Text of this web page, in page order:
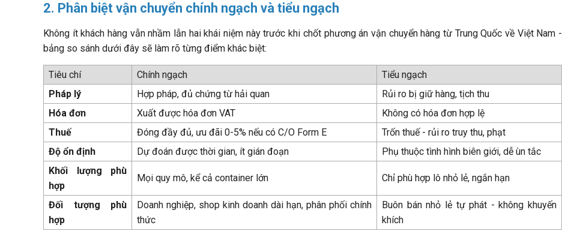
2. Phân biệt vận chuyển chính ngạch và tiểu ngạch
Không ít khách hàng vẫn nhầm lẫn hai khái niệm này trước khi chốt phương án vận chuyển hàng từ Trung Quốc về Việt Nam -
bảng so sánh dưới đây sẽ làm rõ từng điểm khác biệt:
Tiêu chí Chính ngạch
Tiểu ngạch
Pháp lý
Hợp pháp, đủ chứng từ hải quan
Rủi ro bị giữ hàng, tịch thu
Hóa đơn
Xuất được hóa đơn VAT
Không có hóa đơn hợp lệ
Thuế
Đóng đầy đủ, ưu đãi 0-5% nếu có C/O Form E
Trốn thuế - rủi ro truy thu, phạt
Độ ổn định
Dự đoán được thời gian, ít gián đoạn
Phụ thuộc tình hình biên giới, dễ ùn tắc
Khối lượng phù
hợp
Mọi quy mô, kể cả container lớn Chỉ phù hợp lô nhỏ lẻ, ngắn hạn
Đối tượng phù
hợp
Doanh nghiệp, shop kinh doanh dài hạn, phân phối chính
thức
Buôn bán nhỏ lẻ tự phát - không khuyến
khích